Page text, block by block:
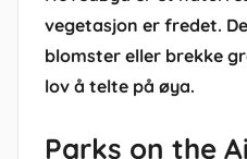
vegetasjon er fredet.
blomster eller brekke
lov å telte på øya.
Parks on the